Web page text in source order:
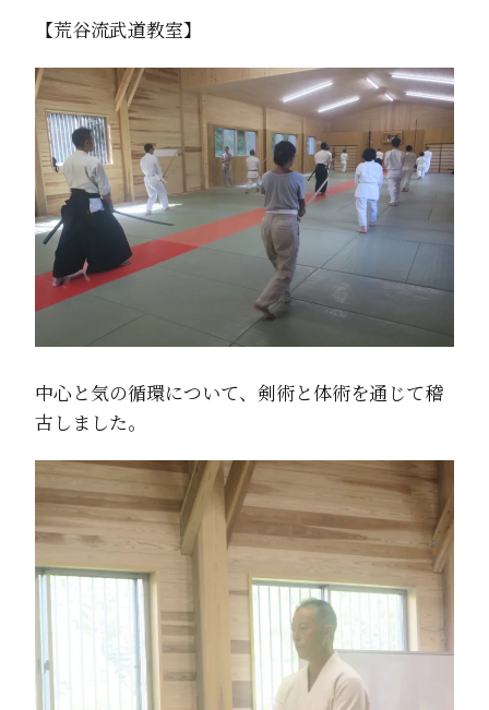
【荒谷流武道教室】
中心と気の循環について、剣術と体術を通じて稽
古しました。